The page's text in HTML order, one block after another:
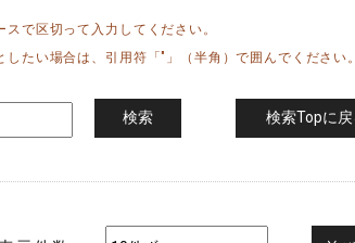
で区切って入力してください。
たい場合は、引用符「"」（半角）で囲んでください。